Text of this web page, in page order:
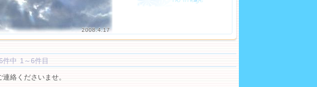
2008.4.17
件中 1～6件目
絡くださいませ。